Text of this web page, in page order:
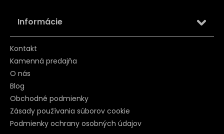
Informácie
Kontakt
Kamenná predajňa
O nás
Blog
Obchodné podmienky
Zásady používania súborov cookie
Podmienky ochrany osobných údajov